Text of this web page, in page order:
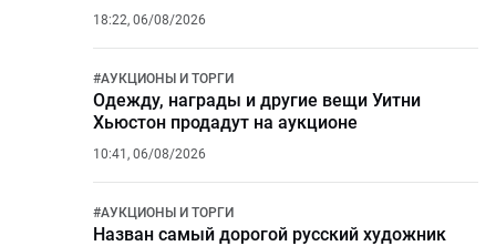
18:22, 06/08/2026
#АУКЦИОНЫ И ТОРГИ
Одежду, награды и другие вещи Уитни
Хьюстон продадут на аукционе
10:41, 06/08/2026
#АУКЦИОНЫ И ТОРГИ
Назван самый дорогой русский художник